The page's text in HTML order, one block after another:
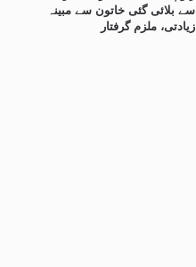
سے بلائی گئی خاتون سے مبینہ
زیادتی، ملزم گرفتار